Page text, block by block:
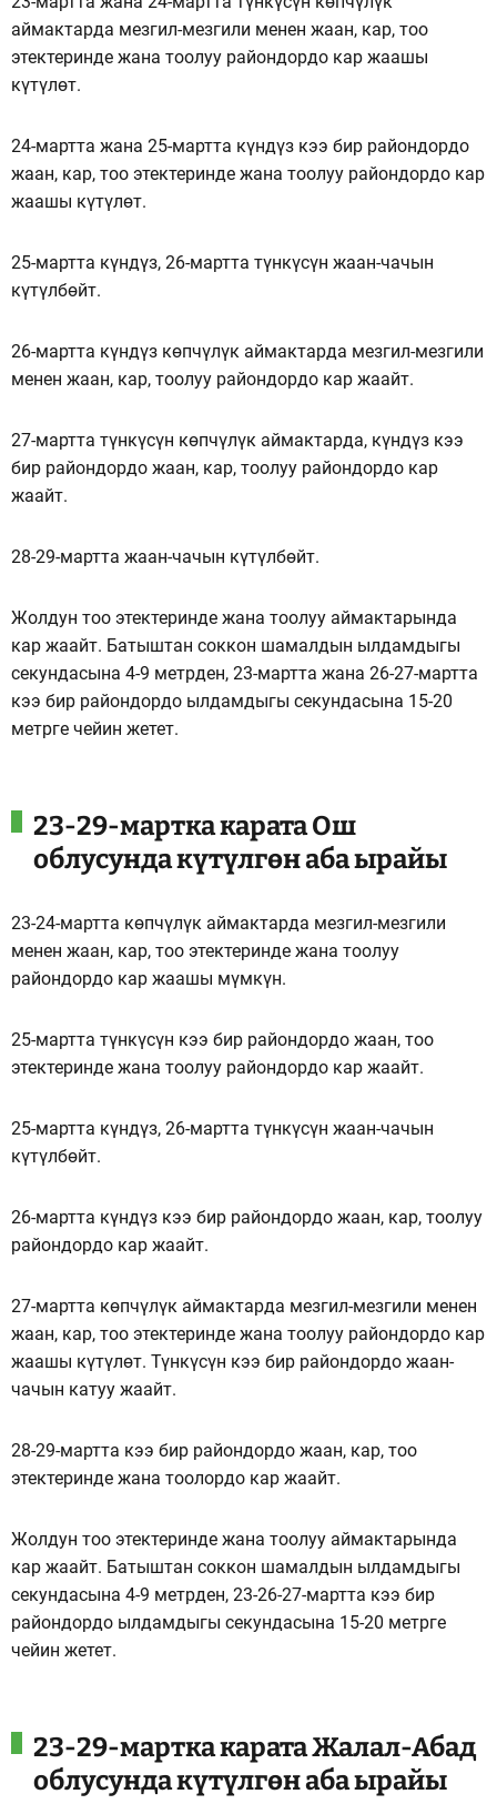
аймактарда мезгил-мезгили менен жаан, кар, тоо
этектеринде жана тоолуу райондордо кар жаашы
күтүлөт.
24-мартта жана 25-мартта күндүз кээ бир райондордо
жаан, кар, тоо этектеринде жана тоолуу райондордо кар
жаашы күтүлөт.
25-мартта күндүз, 26-мартта түнкүсүн жаан-чачын
күтүлбөйт.
26-мартта күндүз көпчүлүк аймактарда мезгил-мезгили
менен жаан, кар, тоолуу райондордо кар жаайт.
27-мартта түнкүсүн көпчүлүк аймактарда, күндүз кээ
бир райондордо жаан, кар, тоолуу райондордо кар
жаайт.
28-29-мартта жаан-чачын күтүлбөйт.
Жолдун тоо этектеринде жана тоолуу аймактарында
кар жаайт. Батыштан соккон шамалдын ылдамдыгы
секундасына 4-9 метрден, 23-мартта жана 26-27-мартта
кээ бир райондордо ылдамдыгы секундасына 15-20
метрге чейин жетет.
23-29-мартка карата Ош
облусунда күтүлгөн аба ырайы
23-24-мартта көпчүлүк аймактарда мезгил-мезгили
менен жаан, кар, тоо этектеринде жана тоолуу
райондордо кар жаашы мүмкүн.
25-мартта түнкүсүн кээ бир райондордо жаан, тоо
этектеринде жана тоолуу райондордо кар жаайт.
25-мартта күндүз, 26-мартта түнкүсүн жаан-чачын
күтүлбөйт.
26-мартта күндүз кээ бир райондордо жаан, кар, тоолуу
райондордо кар жаайт.
27-мартта көпчүлүк аймактарда мезгил-мезгили менен
жаан, кар, тоо этектеринде жана тоолуу райондордо кар
жаашы күтүлөт. Түнкүсүн кээ бир райондордо жаан-
чачын катуу жаайт.
28-29-мартта кээ бир райондордо жаан, кар, тоо
этектеринде жана тоолордо кар жаайт.
Жолдун тоо этектеринде жана тоолуу аймактарында
кар жаайт. Батыштан соккон шамалдын ылдамдыгы
секундасына 4-9 метрден, 23-26-27-мартта кээ бир
райондордо ылдамдыгы секундасына 15-20 метрге
чейин жетет.
23-29-мартка карата Жалал-Абад
облусунда күтүлгөн аба ырайы